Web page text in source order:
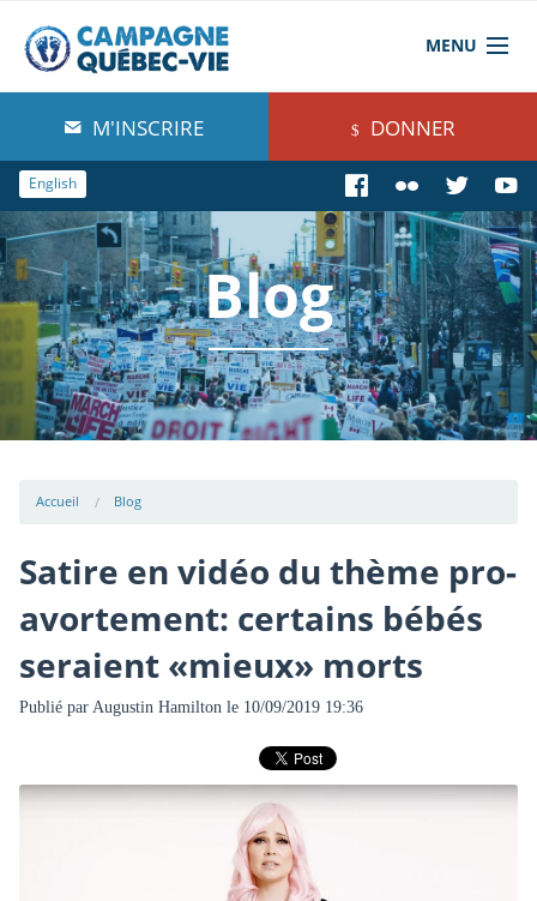
MENU
À propos de nous
Blog
Comprendre
Agir
Boutique
M'INSCRIRE DONNER
English
Blog
Accueil Blog
Satire en vidéo du thème pro-
avortement: certains bébés
seraient «mieux» morts
Publié par Augustin Hamilton le 10/09/2019 19:36